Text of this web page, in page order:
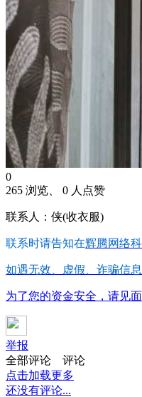
0
265 浏览、 0 人点赞
联系人：侠(收衣服)
联系时请告知在辉腾网络
如遇无效、虚假、诈骗信
为了您的资金安全，请见
举报
全部评论
评论
点击加载更多
还没有评论...